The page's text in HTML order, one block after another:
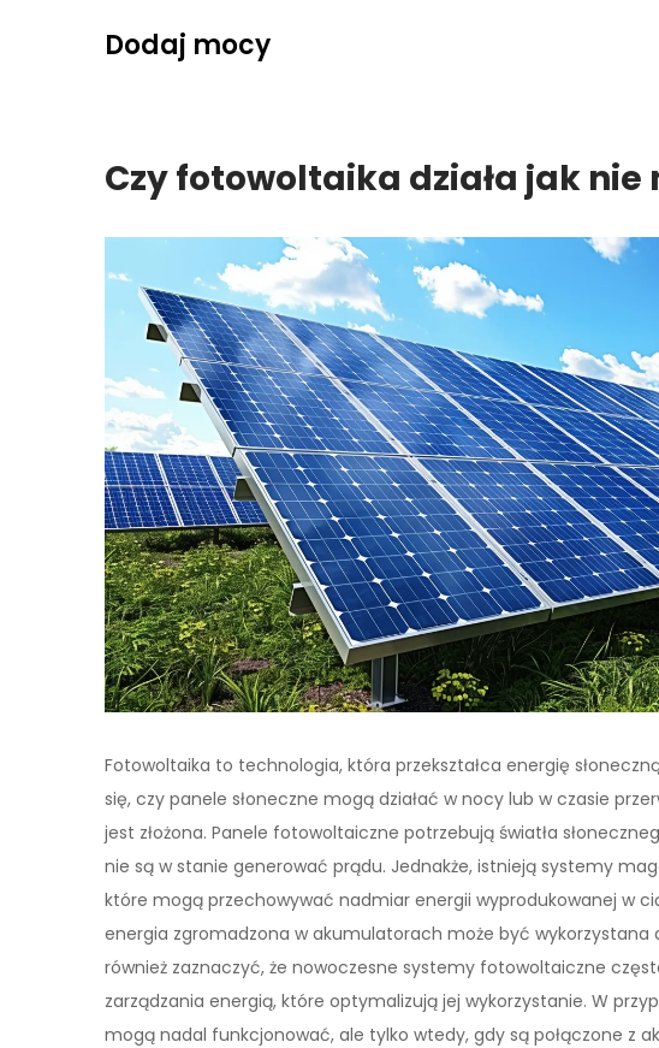
Dodaj mocy
Czy fotowoltaika działa jak nie
Fotowoltaika to technologia, która przekształca energię
się, czy panele słoneczne mogą działać w nocy lub w czasie
jest złożona. Panele fotowoltaiczne potrzebują światła
nie są w stanie generować prądu. Jednakże, istnieją systemy
które mogą przechowywać nadmiar energii wyprodukowanej w
energia zgromadzona w akumulatorach może być wykorzystana
również zaznaczyć, że nowoczesne systemy fotowoltaiczne
zarządzania energią, które optymalizują jej wykorzystanie. W
mogą nadal funkcjonować, ale tylko wtedy, gdy są połączone z